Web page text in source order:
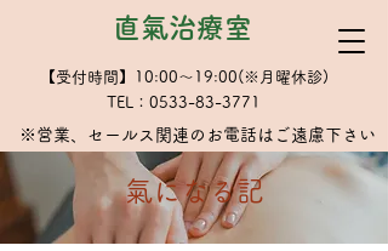
直氣治療室
【受付時間】10:00～19:00(※月曜休診)
TEL：0533-83-3771
※​営業、セールス関連のお電話はご遠慮下さい
​氣になる記